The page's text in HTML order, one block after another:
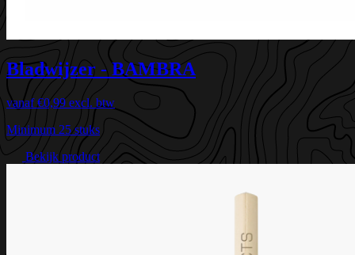
Bladwijzer - BAMBRA
vanaf€0,99 excl. btw
Minimum 25 stuks
Bekijk product